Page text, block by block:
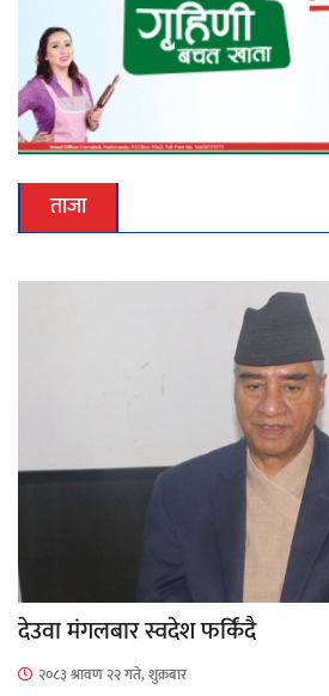
ताजा
देउवा मंगलबार स्वदेश फर्किंदै
२०८३ श्रावण २२ गते, शुक्रबार